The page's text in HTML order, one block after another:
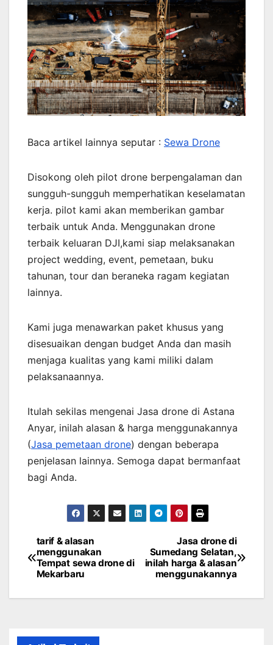
Baca artikel lainnya seputar : Sewa Drone
Disokong oleh pilot drone berpengalaman dan
sungguh-sungguh memperhatikan keselamatan
kerja. pilot kami akan memberikan gambar
terbaik untuk Anda. Menggunakan drone
terbaik keluaran DJI,kami siap melaksanakan
project wedding, event, pemetaan, buku
tahunan, tour dan beraneka ragam kegiatan
lainnya.
Kami juga menawarkan paket khusus yang
disesuaikan dengan budget Anda dan masih
menjaga kualitas yang kami miliki dalam
pelaksanaannya.
Itulah sekilas mengenai Jasa drone di Astana
Anyar, inilah alasan & harga menggunakannya
(Jasa pemetaan drone) dengan beberapa
penjelasan lainnya. Semoga dapat bermanfaat
bagi Anda.
Post
navigation
Jasa drone di
Sumedang Selatan,
inilah harga & alasan
menggunakannya
tarif & alasan
menggunakan
Tempat sewa drone di
Mekarbaru